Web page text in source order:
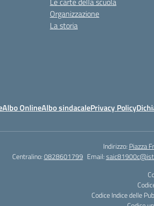
Organizzazione
La storia
Albo OnlineAlbo sindacalePrivacy Policy
Indirizzo: Piazza
Centralino:0828601799 Email:
Codice Indice delle